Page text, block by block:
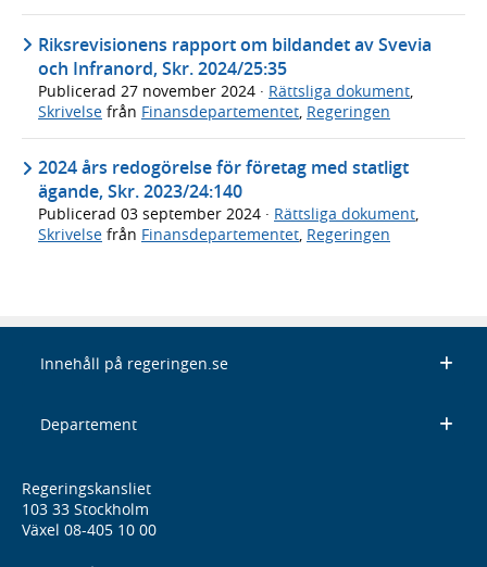
Riksrevisionens rapport om bildandet av Svevia
och Infranord, Skr. 2024/25:35
Publicerad 27 november 2024 · Rättsliga dokument
Skrivelse från Finansdepartementet Regeringen
2024 års redogörelse för företag med statligt
ägande, Skr. 2023/24:140
Publicerad 03 september 2024 · Rättsliga dokument,
Skrivelse från Finansdepartementet, Regeringen
Innehåll på regeringen.se
Departement
Regeringskansliet
103 33 Stockholm
Växel 08-405 10 00